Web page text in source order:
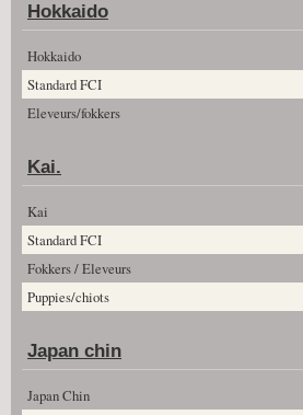
Hokkaido
Hokkaido
Standard FCI
Eleveurs/fokkers
Kai.
Kai
Standard FCI
Fokkers / Eleveurs
Puppies/chiots
Japan chin
Japan Chin